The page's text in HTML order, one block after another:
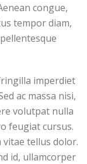
congue,
tempor diam,
imperdiet
ac massa nisi,
volutpat nulla
feugiat cursus.
vitae tellus dolor.
id, ullamcorper